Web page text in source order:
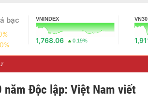
bạc
0%
VNINDEX
1,768.06 0.19%
VN30
năm Độc lập: Việt Nam viết